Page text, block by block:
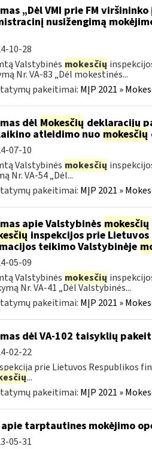
„Dėl VMI prie FM
nusižengimą
10-28
Valstybinės mokesčių
Nr. VA-83 „Dėl mokestinės...
pakeitimai: MĮP 2021 »
dėl Mokesčių deklaracijų
atleidimo nuo mokesčių
07-10
Valstybinės mokesčių
Nr. VA-54 „Dėl...
pakeitimai: MĮP 2021 »
apie Valstybinės mokesčių
inspekcijos prie
teikimo Valstybinėje
05-09
Valstybinės mokesčių
Nr. VA-41 „Dėl Valstybinės...
pakeitimai: MĮP 2021 »
dėl VA-102 taisyklių
02-22
prie Lietuvos Respublikos
...
pakeitimai: MĮP 2021 »
apie tarptautines mokėjimo
05-31